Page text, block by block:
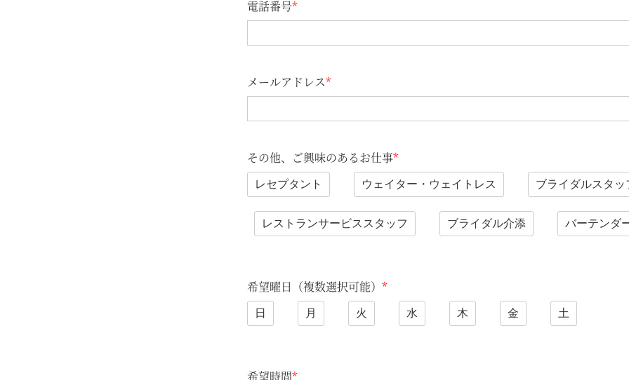
電話番号*
メールアドレス*
その他、ご興味のあるお仕事*
レセプタント ウェイター・ウェイトレス ブライダルスタッ
レストランサービススタッフ ブライダル介添 バーテンダ
希望曜日（複数選択可能） *
日 月 火 水 木 金 土
希望時間*